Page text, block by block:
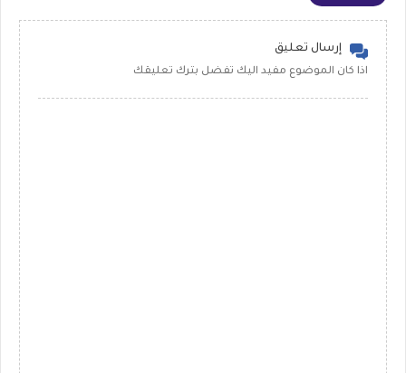
إرسال تعليق
اذا كان الموضوع مفيد اليك تفضل بترك تعليقك